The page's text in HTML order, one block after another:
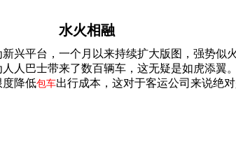
水火相融
兴平台，一个月以来持续扩大版图，强势似
人巴士带来了数百辆车，这无疑是如虎添翼
度降低包车出行成本，这对于客运公司来说绝